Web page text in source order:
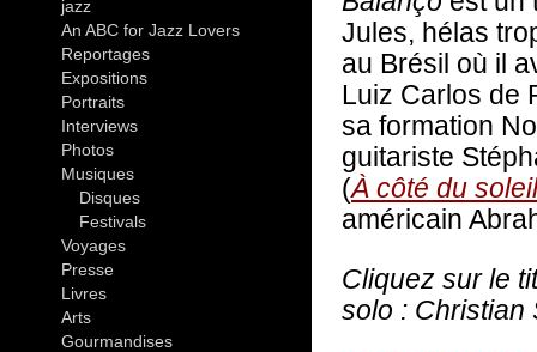
Jules, hélas
au Brésil où il
Luiz Carlos de
sa formation
guitariste
(À côté du soleil
américain
Cliquez sur le
solo : Christian
jazz(44)
An ABC for Jazz Lovers(30)
Reportages(19)
Expositions(12)
Portraits(14)
Interviews(4)
Photos(37)
Musiques(82)
Disques
Festivals
Voyages(20)
Presse(5)
Livres(9)
Arts(6)
Gourmandises(4)